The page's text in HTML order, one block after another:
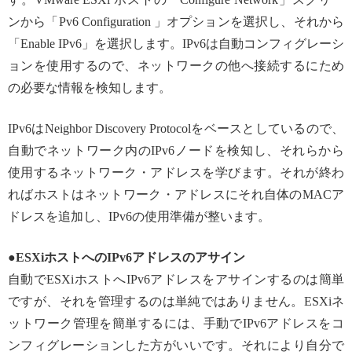
ンから「Pv6 Configuration 」オプションを選択し、それから
「Enable IPv6」を選択します。IPv6は自動コンフィグレーシ
ョンを使用するので、ネットワークの他へ接続するにため
の必要な情報を検知します。
IPv6はNeighbor Discovery Protocolをベースとしているので、
自動でネットワーク内のIPv6ノードを検知し、それらから
使用するネットワーク・アドレスを学びます。それが終わ
ればホストはネットワーク・アドレスにそれ自体のMACア
ドレスを追加し、IPv6の使用準備が整います。
●ESXiホストへのIPv6アドレスのアサイン
自動でESXiホストへIPv6アドレスをアサインするのは簡単
ですが、それを管理するのは単純ではありません。ESXiネ
ットワーク管理を簡単するには、手動でIPv6アドレスをコ
ンフィグレーションした方がいいです。それにより自分で